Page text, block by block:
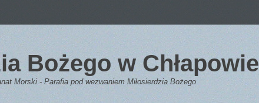
Bożego w Chłapowie
Morski - Parafia pod wezwaniem Miłosierdzia Bożego